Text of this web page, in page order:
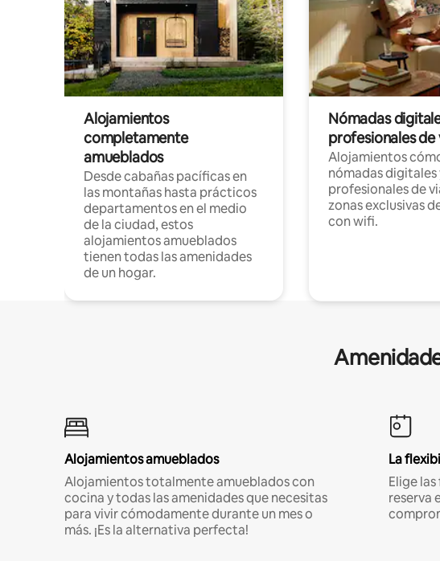
Alojamientos
completamente
amueblados
Desde cabañas pacíficas en
las montañas hasta prácticos
departamentos en el medio
de la ciudad, estos
alojamientos amueblados
tienen todas las amenidades
de un hogar.
Nómadas
profesionales de
Alojamientos
nómadas digitales
profesionales de
zonas exclusivas
con wifi.
Alojamientos amueblados
Alojamientos totalmente amueblados con
cocina y todas las amenidades que necesitas
para vivir cómodamente durante un mes o
más. ¡Es la alternativa perfecta!
La
Elige
reserva